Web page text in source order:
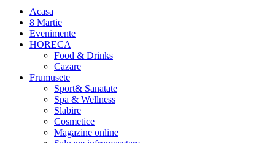
Acasa
8 Martie
Evenimente
HORECA
Food & Drinks
Cazare
Frumusete
Sport& Sanatate
Spa & Wellness
Slabire
Cosmetice
Magazine online